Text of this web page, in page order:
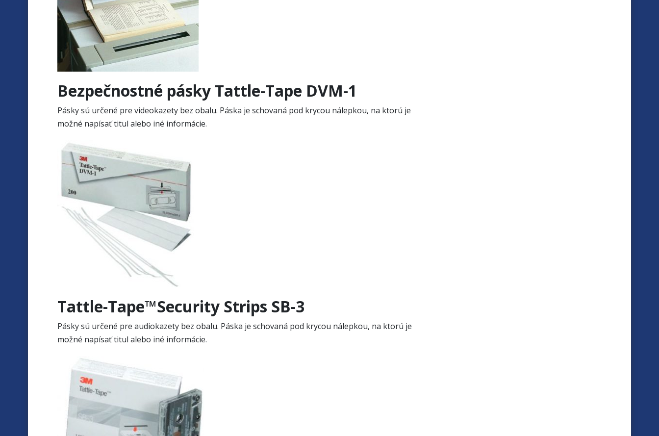
Bezpečnostné pásky Tattle-Tape DVM-1
Pásky sú určené pre videokazety bez obalu. Páska je schovaná pod krycou nálepkou, na ktorú je
možné napísať titul alebo iné informácie.
Tattle-Tape™Security Strips SB-3
Pásky sú určené pre audiokazety bez obalu. Páska je schovaná pod krycou nálepkou, na ktorú je
možné napísať titul alebo iné informácie.